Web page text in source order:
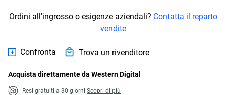
Ordini all'ingrosso o esigenze aziendali? Contatta il reparto
vendite
Confronta Trova un rivenditore
Acquista direttamente da Western Digital
Resi gratuiti a 30 giorni Scopri di più